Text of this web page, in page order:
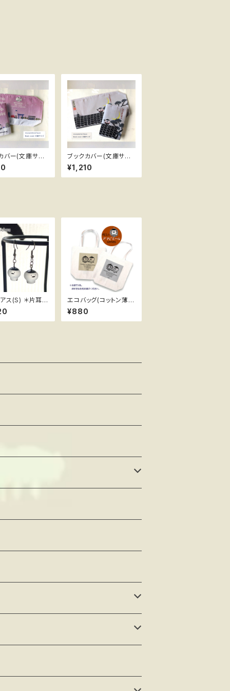
バー(文庫サイ
ブックカバー(文庫サイ
¥1,210
ス(S) ＊片耳＊
長
エコバッグ(コットン薄
手) ススメ隊長 ＊陽気
なアマビエール
¥880